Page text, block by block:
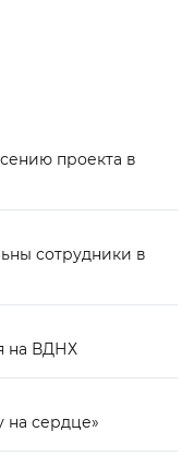
проекта в
сотрудники в
на ВДНХ
на сердце»